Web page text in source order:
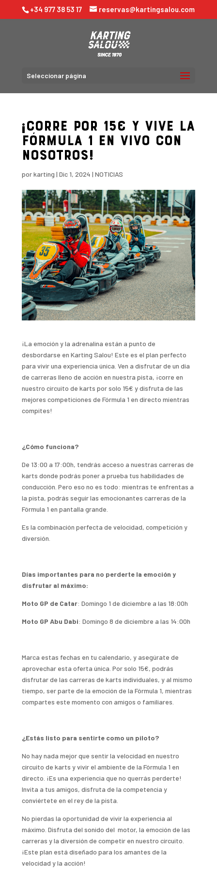
+34 977 38 53 17 reservas@kartingsalou.com
Seleccionar página
¡Corre por 15€ y vive la
Fórmula 1 en vivo con
nosotros!
porkarting | Dic 1, 2024 | NOTICIAS
¡La emoción y la adrenalina están a punto de
desbordarse en Karting Salou! Este es el plan perfecto
para vivir una experiencia única. Ven a disfrutar de un día
de carreras lleno de acción en nuestra pista, ¡corre en
nuestro circuito de karts por solo 15€ y disfruta de las
mejores competiciones de Fórmula 1 en directo mientras
compites!
¿Cómo funciona?
De 13:00 a 17:00h, tendrás acceso a nuestras carreras de
karts donde podrás poner a prueba tus habilidades de
conducción. Pero eso no es todo: mientras te enfrentas a
la pista, podrás seguir las emocionantes carreras de la
Fórmula 1 en pantalla grande.
Es la combinación perfecta de velocidad, competición y
diversión.
Días importantes para no perderte la emoción y
disfrutar al máximo:
Moto GP de Catar: Domingo 1 de diciembre a las 18:00h
Moto GP Abu Dabi: Domingo 8 de diciembre a las 14:00h
Marca estas fechas en tu calendario, y asegúrate de
aprovechar esta oferta única. Por solo 15€, podrás
disfrutar de las carreras de karts individuales, y al mismo
tiempo, ser parte de la emoción de la Fórmula 1, mientras
compartes este momento con amigos o familiares.
¿Estás listo para sentirte como un piloto?
No hay nada mejor que sentir la velocidad en nuestro
circuito de karts y vivir el ambiente de la Fórmula 1 en
directo. ¡Es una experiencia que no querrás perderte!
Invita a tus amigos, disfruta de la competencia y
conviértete en el rey de la pista.
No pierdas la oportunidad de vivir la experiencia al
máximo. Disfruta del sonido del motor, la emoción de las
carreras y la diversión de competir en nuestro circuito.
¡Este plan está diseñado para los amantes de la
velocidad y la acción!